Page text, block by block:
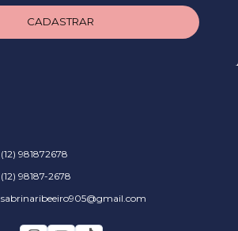
CADASTRAR
(12) 981872678
(12) 98187-2678
sabrinaribeeiro905@gmail.com